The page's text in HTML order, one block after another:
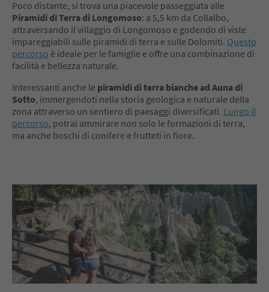
Poco distante, si trova una piacevole passeggiata alle
Piramidi di Terra di Longomoso: a 5,5 km da Collalbo,
attraversando il villaggio di Longomoso e godendo di viste
impareggiabili sulle piramidi di terra e sulle Dolomiti. Questo
percorso è ideale per le famiglie e offre una combinazione di
facilità e bellezza naturale.
Interessanti anche le piramidi di terra bianche ad Auna di
Sotto, immergendoti nella storia geologica e naturale della
zona attraverso un sentiero di paesaggi diversificati. Lungo il
percorso, potrai ammirare non solo le formazioni di terra,
ma anche boschi di conifere e frutteti in fiore.